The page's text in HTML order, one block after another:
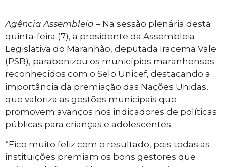
Agência Assembleia – Na sessão plenária desta
quinta-feira (7), a presidente da Assembleia
Legislativa do Maranhão, deputada Iracema Vale
(PSB), parabenizou os municípios maranhenses
reconhecidos com o Selo Unicef, destacando a
importância da premiação das Nações Unidas,
que valoriza as gestões municipais que
promovem avanços nos indicadores de políticas
públicas para crianças e adolescentes.
“Fico muito feliz com o resultado, pois todas as
instituições premiam os bons gestores que